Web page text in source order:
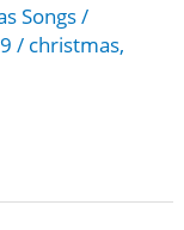
Songs/
/ christmas,